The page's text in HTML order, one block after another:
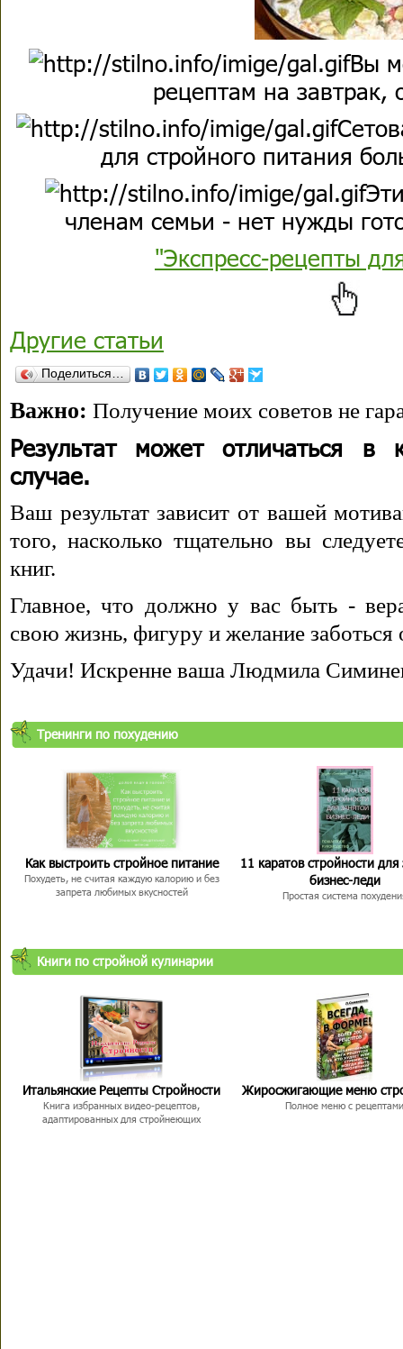
Вы
рецептам на завтрак,
для стройного питания
членам семьи - нет нужды
"Экспресс-рецепты
Другие статьи
Поделиться…
Важно: Получение моих советов не
Результат может отличаться в
случае.
Ваш результат зависит от вашей
того, насколько тщательно вы
книг.
Главное, что должно у вас быть -
свою жизнь, фигуру и желание заботься
Удачи! Искренне ваша Людмила
Тренинги по похудению
Как выстроить стройное питание
Похудеть, не считая каждую калорию и без
запрета любимых вкусностей
11 каратов стройности для
бизнес-леди
Простая система
Книги по стройной кулинарии
Итальянские Рецепты Стройности
Книга избранных видео-рецептов,
адаптированных для стройнеющих
Жиросжигающие меню
Полное меню с рецептами